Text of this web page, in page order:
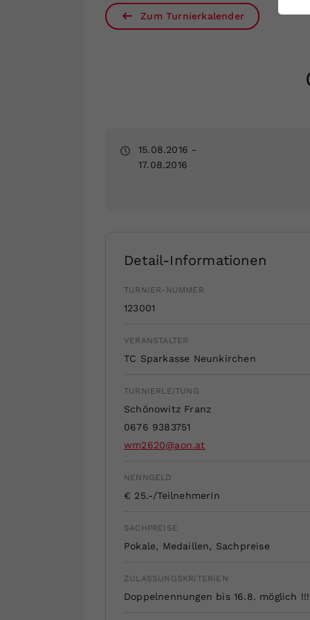
Zum Turnierkalender
15.08.2016 -
17.08.2016
Detail-Informationen
TURNIER-NUMMER
123001
VERANSTALTER
TC Sparkasse Neunkirchen
TURNIERLEITUNG
Schönowitz Franz
0676 9383751
wm2620@aon.at
NENNGELD
€ 25.-/TeilnehmerIn
SACHPREISE
Pokale, Medaillen, Sachpreise
ZULASSUNGSKRITERIEN
Doppelnennungen bis 16.8. möglich